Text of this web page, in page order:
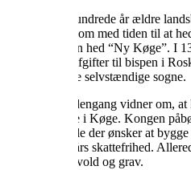
Den mindst hundrede år ældre
inde i landet kom med tiden til at
eller købstaden hed “Ny Køge”. I
Køge fortsat afgifter til bispen i
Gammel Køge selvstændige sogne.
Historien fra dengang vidner om,
bebyggelserne i Køge. Kongen
fra 1288, at alle der ønsker at
kunne få fire års skattefrihed.
befæstet med vold og grav.